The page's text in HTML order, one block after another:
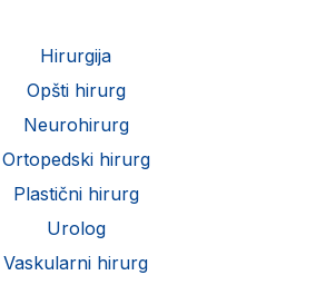
Hirurgija
Opšti hirurg
Neurohirurg
Ortopedski hirurg
Plastični hirurg
Urolog
Vaskularni hirurg